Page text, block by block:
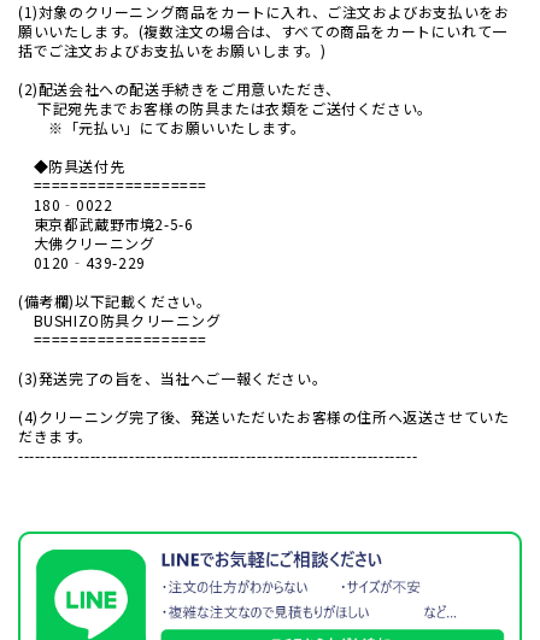
(1)対象のクリーニング商品をカートに入れ、ご注文およびお支払いをお
願いいたします。(複数注文の場合は、すべての商品をカートにいれて一
括でご注文およびお支払いをお願いします。)
(2)配送会社への配送手続きをご用意いただき、
下記宛先までお客様の防具または衣類をご送付ください。
※「元払い」にてお願いいたします。
◆防具送付先
===================
180‐0022
東京都武蔵野市境2-5-6
大佛クリーニング
0120‐439-229
(備考欄)以下記載ください。
BUSHIZO防具クリーニング
===================
(3)発送完了の旨を、当社へご一報ください。
(4)クリーニング完了後、発送いただいたお客様の住所へ返送させていた
だきます。
------------------------------------------------------------------------